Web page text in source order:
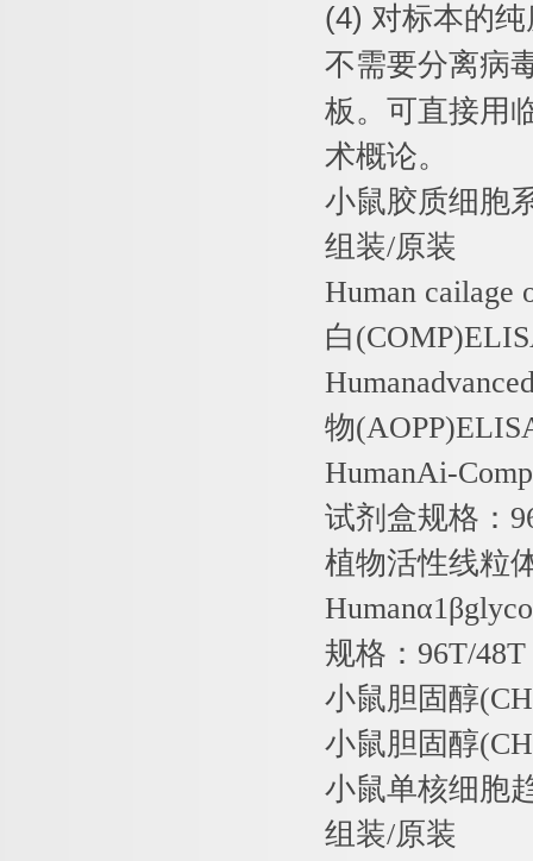
(4) 对标本的
不需要分离病
板。可直接用
术概论。
小鼠胶质细胞
组装/原装
Human
白
物
HumanAi-
试剂盒规格：
植物活性线粒
Humanα1β
规格： 96T/48T
小鼠胆固醇
小鼠胆固醇
小鼠单核细胞
组装/原装